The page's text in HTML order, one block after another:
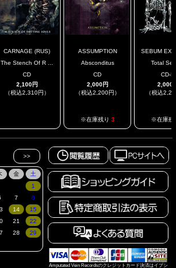
CARNAGE (RUS)
The Stench Of R ...
CD
2,100円
（税込2,310円）
ASSUMPTION
Absconditus
CD
2,000円
（税込2,200円）
※在庫残り 3
SEBUM
Total
CD-R
2,000
（税込
※在庫残
Amputated Vein Recordsのクレジットカード決済はイプシ